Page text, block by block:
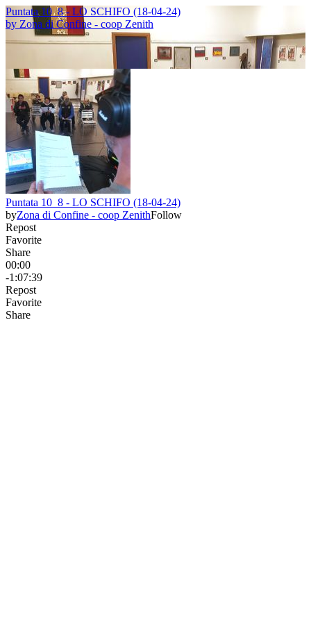
Puntata 10_8 - LO SCHIFO (18-04-24)
by Zona di Confine - coop Zenith
Puntata 10_8 - LO SCHIFO (18-04-24)
byZona di Confine - coop ZenithFollow
Repost
Favorite
Share
00:00
-1:07:39
Repost
Favorite
Share